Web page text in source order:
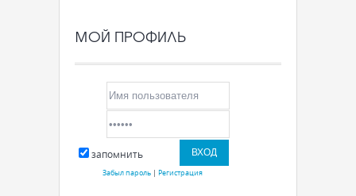
МОЙ ПРОФИЛЬ
запомнить
Забыл пароль| Регистрация